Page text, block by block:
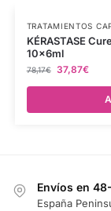
TRATAMIENTOS
KÉRASTASE
10x6ml
78,17€ 37,87€
Envíos en
España